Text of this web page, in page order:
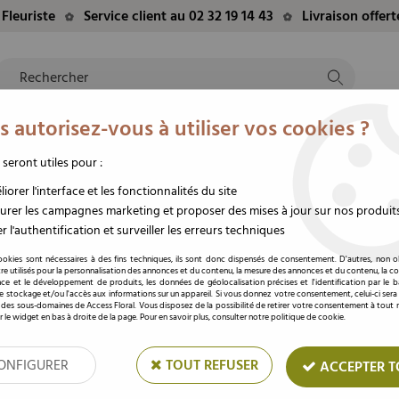
Service client au 02 32 19 14 43 Livraison
EVÈNEMENTS
DU MOMENT
FLEURS/PLANTES DEUIL
Fil Alu Plat 1mm x
Soyez le premier à donner votre
Prix : Connectez-
Réf. :1928-20
Résistant, facile à travailler et à
autorisez-vous à utiliser vos cookies ?
seront utiles pour :
l'interface et les fonctionnalités du site
les campagnes marketing et proposer des mises à jour sur nos
l'authentification et surveiller les erreurs techniques
sont nécessaires à des fins techniques, ils sont donc dispensés de consentement. D'autres, non
utilisés pour la personnalisation des annonces et du contenu, la mesure des annonces et du contenu, la
et le développement de produits, les données de géolocalisation précises et l'identification par le
stockage et/ou l'accès aux informations sur un appareil. Si vous donnez votre consentement, celui-ci
des sous-domaines de Access Floral. Vous disposez de la possibilité de retirer votre consentement à tout
le widget en bas à droite de la page. Pour en savoir plus, consulter notre politique de cookie.
TOUT REFUSER ACCEPTER